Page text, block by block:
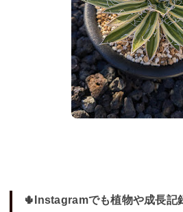
🌵Instagramでも植物や成長記